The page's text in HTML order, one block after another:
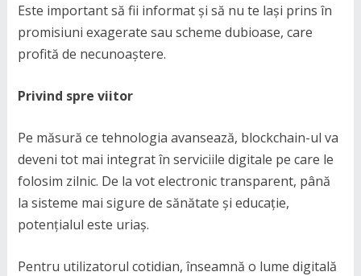
Este important să fii informat și să nu te lași prins în
promisiuni exagerate sau scheme dubioase, care
profită de necunoaștere.
Privind spre viitor
Pe măsură ce tehnologia avansează, blockchain-ul va
deveni tot mai integrat în serviciile digitale pe care le
folosim zilnic. De la vot electronic transparent, până
la sisteme mai sigure de sănătate și educație,
potențialul este uriaș.
Pentru utilizatorul cotidian, înseamnă o lume digitală